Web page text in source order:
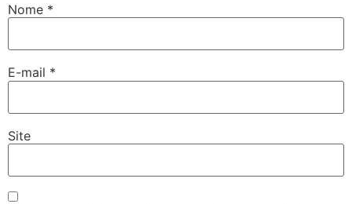
Nome *
E-mail *
Site